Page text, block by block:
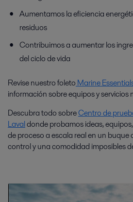
Aumentamos la eficiencia
residuos
Contribuimos a aumentar los
del ciclo de vida
Revise nuestro foleto Marine
información sobre equipos y servicios
Descubra todo sobreCentro de
Lavaldonde probamos ideas,
de proceso a escala real en un buque
control y una comodidad imposibles